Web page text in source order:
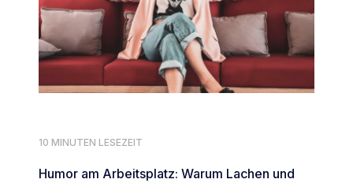
10 MINUTEN LESEZEIT
Humor am Arbeitsplatz: Warum Lachen und